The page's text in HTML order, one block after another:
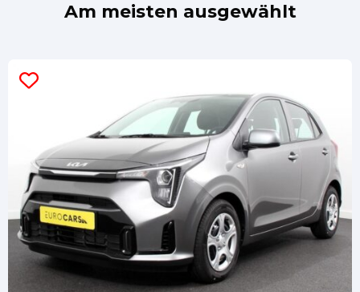
Am meisten ausgewählt